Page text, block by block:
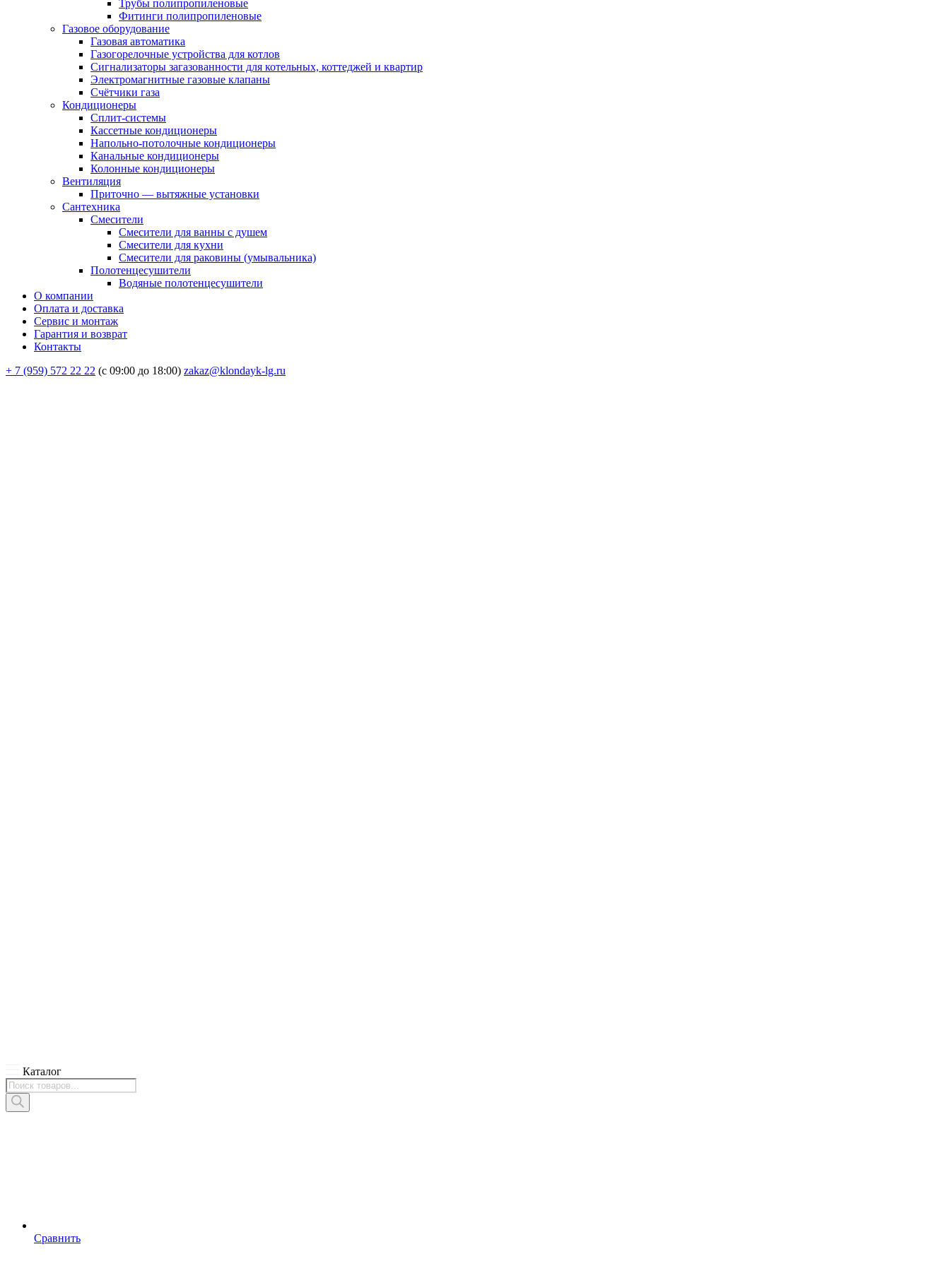
Трубы полипропиленовые
Фитинги полипропиленовые
Газовое оборудование
Газовая автоматика
Газогорелочные устройства для котлов
Сигнализаторы загазованности для котельных, коттеджей и квартир
Электромагнитные газовые клапаны
Счётчики газа
Кондиционеры
Сплит-системы
Кассетные кондиционеры
Напольно-потолочные кондиционеры
Канальные кондиционеры
Колонные кондиционеры
Вентиляция
Приточно — вытяжные установки
Сантехника
Смесители
Смесители для ванны с душем
Смесители для кухни
Смесители для раковины (умывальника)
Полотенцесушители
Водяные полотенцесушители
О компании
Оплата и доставка
Сервис и монтаж
Гарантия и возврат
Контакты
+ 7 (959) 572 22 22 (с 09:00 до 18:00) zakaz@klondayk-lg.ru
Каталог
Поиск
товаров
Сравнить